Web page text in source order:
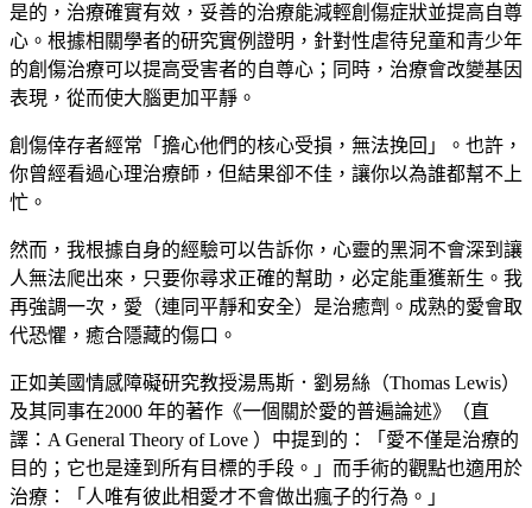
是的，治療確實有效，妥善的治療能減輕創傷症狀並提高自尊
心。根據相關學者的研究實例證明，針對性虐待兒童和青少年
的創傷治療可以提高受害者的自尊心；同時，治療會改變基因
表現，從而使大腦更加平靜。
創傷倖存者經常「擔心他們的核心受損，無法挽回」。也許，
你曾經看過心理治療師，但結果卻不佳，讓你以為誰都幫不上
忙。
然而，我根據自身的經驗可以告訴你，心靈的黑洞不會深到讓
人無法爬出來，只要你尋求正確的幫助，必定能重獲新生。我
再強調一次，愛（連同平靜和安全）是治癒劑。成熟的愛會取
代恐懼，癒合隱藏的傷口。
正如美國情感障礙研究教授湯馬斯．劉易絲（Thomas Lewis）
及其同事在2000 年的著作《一個關於愛的普遍論述》（直
譯： A General Theory of Love ）中提到的：「愛不僅是治療的
目的；它也是達到所有目標的手段。」而手術的觀點也適用於
治療：「人唯有彼此相愛才不會做出瘋子的行為。」